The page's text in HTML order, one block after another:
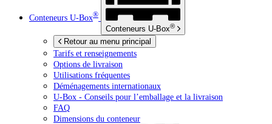
Conteneurs U-Box®
Conteneurs U-Box®
Retour au menu principal
Tarifs et renseignements
Options de livraison
Utilisations fréquentes
Déménagements internationaux
U-Box - Conseils pour l’emballage et la livraison
FAQ
Dimensions du conteneur